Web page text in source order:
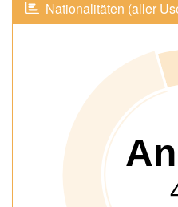
Nationalitäten (aller